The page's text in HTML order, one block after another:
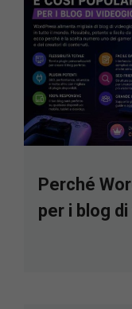
Perché
per i blog